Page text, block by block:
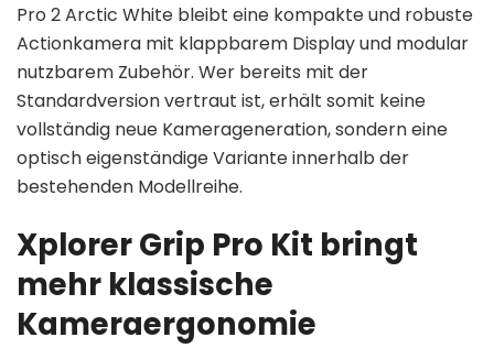
Pro 2 Arctic White bleibt eine kompakte und robuste
Actionkamera mit klappbarem Display und modular
nutzbarem Zubehör. Wer bereits mit der
Standardversion vertraut ist, erhält somit keine
vollständig neue Kamerageneration, sondern eine
optisch eigenständige Variante innerhalb der
bestehenden Modellreihe.
Xplorer Grip Pro Kit bringt
mehr klassische
Kameraergonomie